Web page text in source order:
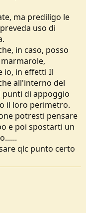
ma prediligo le
uso di
in caso, posso
io, in effetti Il
all'interno del
di appoggio
il loro perimetro.
potresti pensare
e poi spostarti un
qlc punto certo